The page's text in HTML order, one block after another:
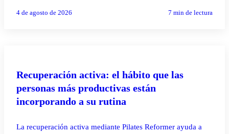
4 de agosto de 2026 7 min de lectura
Recuperación activa: el hábito que las
personas más productivas están
incorporando a su rutina
La recuperación activa mediante Pilates Reformer ayuda a